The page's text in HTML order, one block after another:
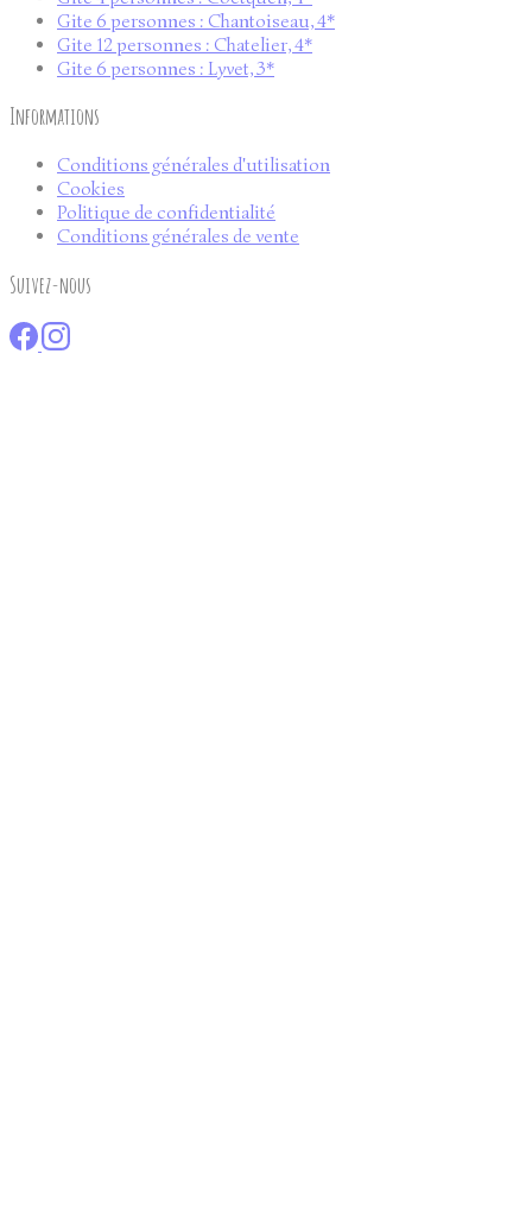
Gite 6 personnes : Chantoiseau, 4*
Gite 12 personnes : Chatelier, 4*
Gite 6 personnes : Lyvet, 3*
Informations
Conditions générales d'utilisation
Cookies
Politique de confidentialité
Conditions générales de vente
Suivez-nous